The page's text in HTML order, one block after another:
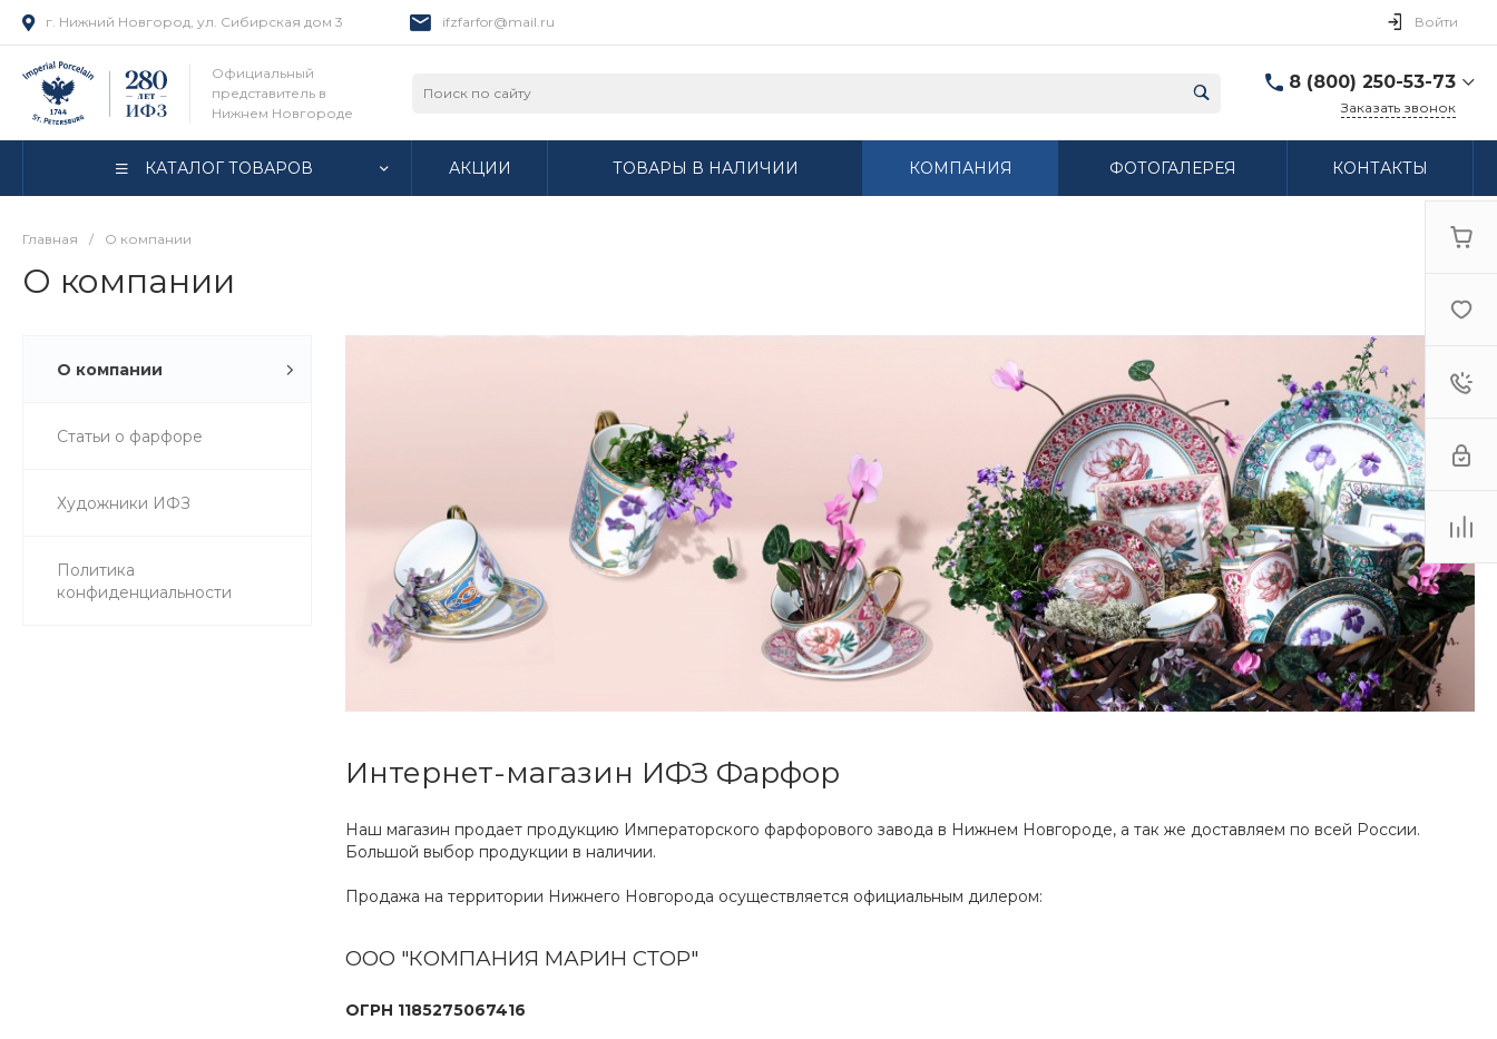
г. Нижний Новгород, ул. Сибирская дом 3 ifzfarfor@mail.ru Войти
Официальный
представитель в
Нижнем Новгороде
8 (800) 250-53-73
г. Нижний Новгород,
Заказать звонок
КАТАЛОГ ТОВАРОВ АКЦИИ ТОВАРЫ В НАЛИЧИИ КОМПАНИЯ ФОТОГАЛЕРЕЯ КОНТАКТЫ
Главная / О компании
О компании
О компании
Статьи о фарфоре
Художники ИФЗ
Политика
конфиденциальности
Интернет-магазин ИФЗ Фарфор
Наш магазин продает продукцию Императорского фарфорового завода в Нижнем Новгороде, а так же доставляем по всей России.
Большой выбор продукции в наличии.
Продажа на территории Нижнего Новгорода осуществляется официальным дилером:
ООО "КОМПАНИЯ МАРИН СТОР"
ОГРН 1185275067416